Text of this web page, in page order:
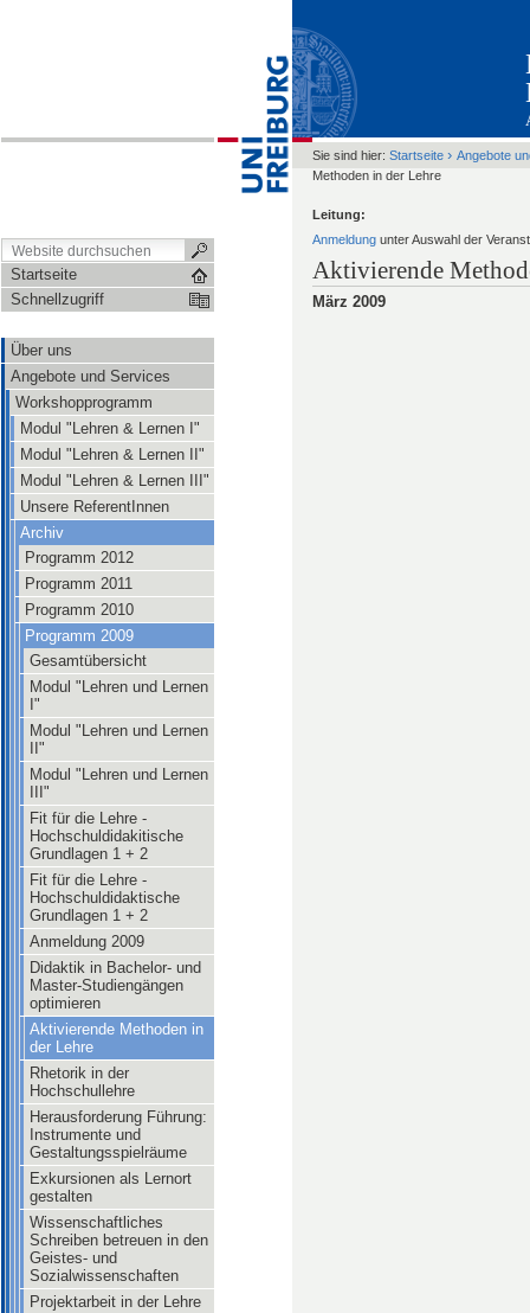
Startseite
Schnellzugriff
Über uns
Angebote und Services
Workshopprogramm
Modul "Lehren & Lernen I"
Modul "Lehren & Lernen II"
Modul "Lehren & Lernen III"
Unsere ReferentInnen
Archiv
Programm 2012
Programm 2011
Programm 2010
Programm 2009
Gesamtübersicht
Modul "Lehren und Lernen
I"
Modul "Lehren und Lernen
II"
Modul "Lehren und Lernen
III"
Fit für die Lehre -
Hochschuldidakitische
Grundlagen 1 + 2
Fit für die Lehre -
Hochschuldidaktische
Grundlagen 1 + 2
Anmeldung 2009
Didaktik in Bachelor- und
Master-Studiengängen
optimieren
Aktivierende Methoden in
der Lehre
Rhetorik in der
Hochschullehre
Herausforderung Führung:
Instrumente und
Gestaltungsspielräume
Exkursionen als Lernort
gestalten
Wissenschaftliches
Schreiben betreuen in den
Geistes- und
Sozialwissenschaften
Projektarbeit in der Lehre
Sie sind hier: Startseite › Angebote
Methoden in der Lehre
Leitung:
Anmeldung unter Auswahl der
Aktivierende
März 2009